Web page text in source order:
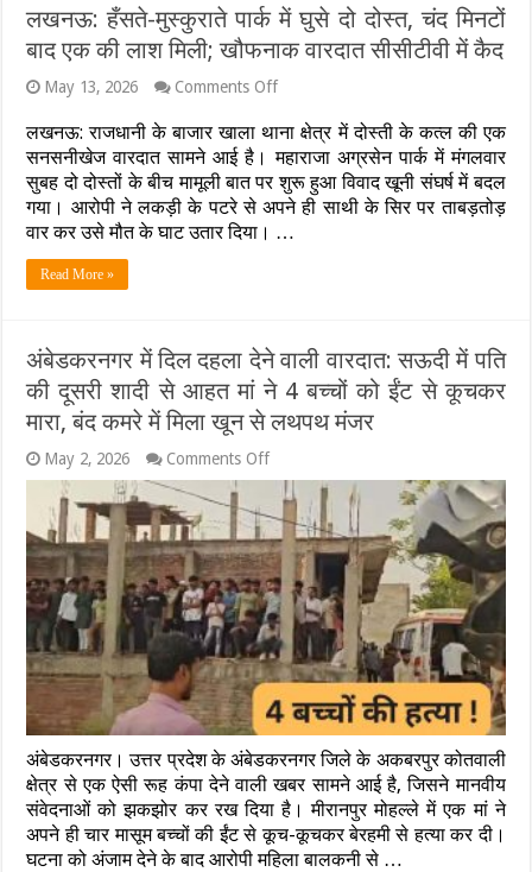
लखनऊ: हँसते-मुस्कुराते पार्क में घुसे दो दोस्त, चंद मिनटों
बाद एक की लाश मिली; खौफनाक वारदात सीसीटीवी में कैद
May 13, 2026 Comments Offon
हँसते-
मुस्कुराते
पार्क
में
घुसे
लाश
मिली;
वारदात
कैद
लखनऊ: राजधानी के बाजार खाला थाना क्षेत्र में दोस्ती के कत्ल की एक
सनसनीखेज वारदात सामने आई है। महाराजा अग्रसेन पार्क में मंगलवार
सुबह दो दोस्तों के बीच मामूली बात पर शुरू हुआ विवाद खूनी संघर्ष में बदल
गया। आरोपी ने लकड़ी के पटरे से अपने ही साथी के सिर पर ताबड़तोड़
वार कर उसे मौत के घाट उतार दिया। …
Read More »
अंबेडकरनगर में दिल दहला देने वाली वारदात: सऊदी में पति
की दूसरी शादी से आहत मां ने 4 बच्चों को ईंट से कूचकर
मारा, बंद कमरे में मिला खून से लथपथ मंजर
May 2, 2026 Comments Offon
अंबेडकरनगर
दिल
दहला
देने
वाली
वारदात:
सऊदी
में
पति
की
दूसरी
शादी
से
आहत
मां
4
बच्चों
को
अंबेडकरनगर। उत्तर प्रदेश के अंबेडकरनगर जिले के अकबरपुर कोतवाली
क्षेत्र से एक ऐसी रूह कंपा देने वाली खबर सामने आई है, जिसने मानवीय
संवेदनाओं को झकझोर कर रख दिया है। मीरानपुर मोहल्ले में एक मां ने
अपने ही चार मासूम बच्चों की ईंट से कूच-कूचकर बेरहमी से हत्या कर दी।
घटना को अंजाम देने के बाद आरोपी महिला बालकनी से …